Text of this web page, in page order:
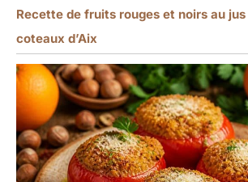
Recette de fruits rouges et noirs au
coteaux d’Aix